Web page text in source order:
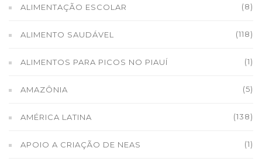
ALIMENTAÇÃO ESCOLAR (8)
ALIMENTO SAUDÁVEL (118)
ALIMENTOS PARA PICOS NO PIAUÍ (1)
AMAZÔNIA (5)
AMÉRICA LATINA (138)
APOIO A CRIAÇÃO DE NEAS (1)